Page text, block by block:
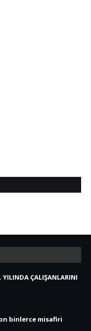
YILINDA ÇALIŞANLARINI
binlerce misafiri